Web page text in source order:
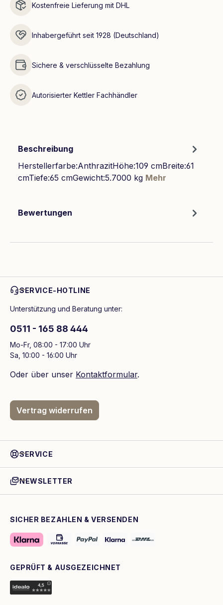
Kostenfreie Lieferung mit DHL
Inhabergeführt seit 1928 (Deutschland)
Sichere & verschlüsselte Bezahlung
Autorisierter Kettler Fachhändler
Beschreibung
Herstellerfarbe:AnthrazitHöhe:109 cmBreite:61
cmTiefe:65 cmGewicht:5.7000 kg Mehr
Bewertungen
SERVICE-HOTLINE
Unterstützung und Beratung unter:
0511 - 165 88 444
Mo-Fr, 08:00 - 17:00 Uhr
Sa, 10:00 - 16:00 Uhr
Oder über unser Kontaktformular.
Vertrag widerrufen
SERVICE
NEWSLETTER
SICHER BEZAHLEN & VERSENDEN
GEPRÜFT & AUSGEZEICHNET